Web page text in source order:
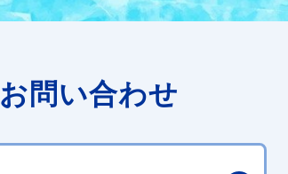
お問い合わせ